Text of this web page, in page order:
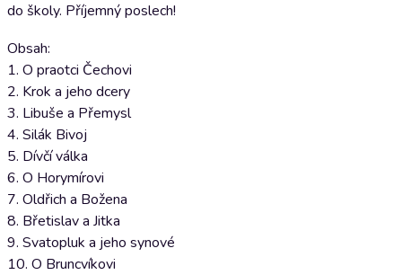
do školy. Příjemný poslech!
Obsah:
1. O praotci Čechovi
2. Krok a jeho dcery
3. Libuše a Přemysl
4. Silák Bivoj
5. Dívčí válka
6. O Horymírovi
7. Oldřich a Božena
8. Břetislav a Jitka
9. Svatopluk a jeho synové
10. O Bruncvíkovi